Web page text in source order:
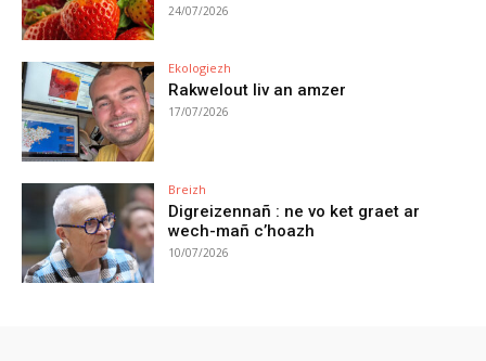
24/07/2026
Ekologiezh
Rakwelout liv an amzer
17/07/2026
Breizh
Digreizennañ : ne vo ket graet ar
wech-mañ c’hoazh
10/07/2026